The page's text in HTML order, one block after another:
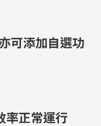
可添加自選功
率正常運行